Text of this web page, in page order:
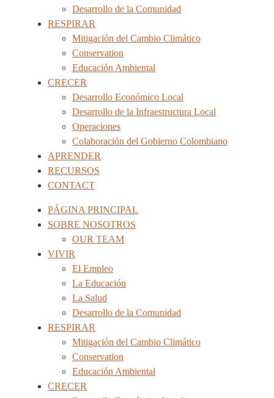
Desarrollo de la Comunidad
RESPIRAR
Mitigación del Cambio Climático
Conservation
Educación Ambiental
CRECER
Desarrollo Económico Local
Desarrollo de la Infraestructura Local
Operaciones
Colaboración del Gobierno Colombiano
APRENDER
RECURSOS
CONTACT
PÁGINA PRINCIPAL
SOBRE NOSOTROS
OUR TEAM
VIVIR
El Empleo
La Educación
La Salud
Desarrollo de la Comunidad
RESPIRAR
Mitigación del Cambio Climático
Conservation
Educación Ambiental
CRECER